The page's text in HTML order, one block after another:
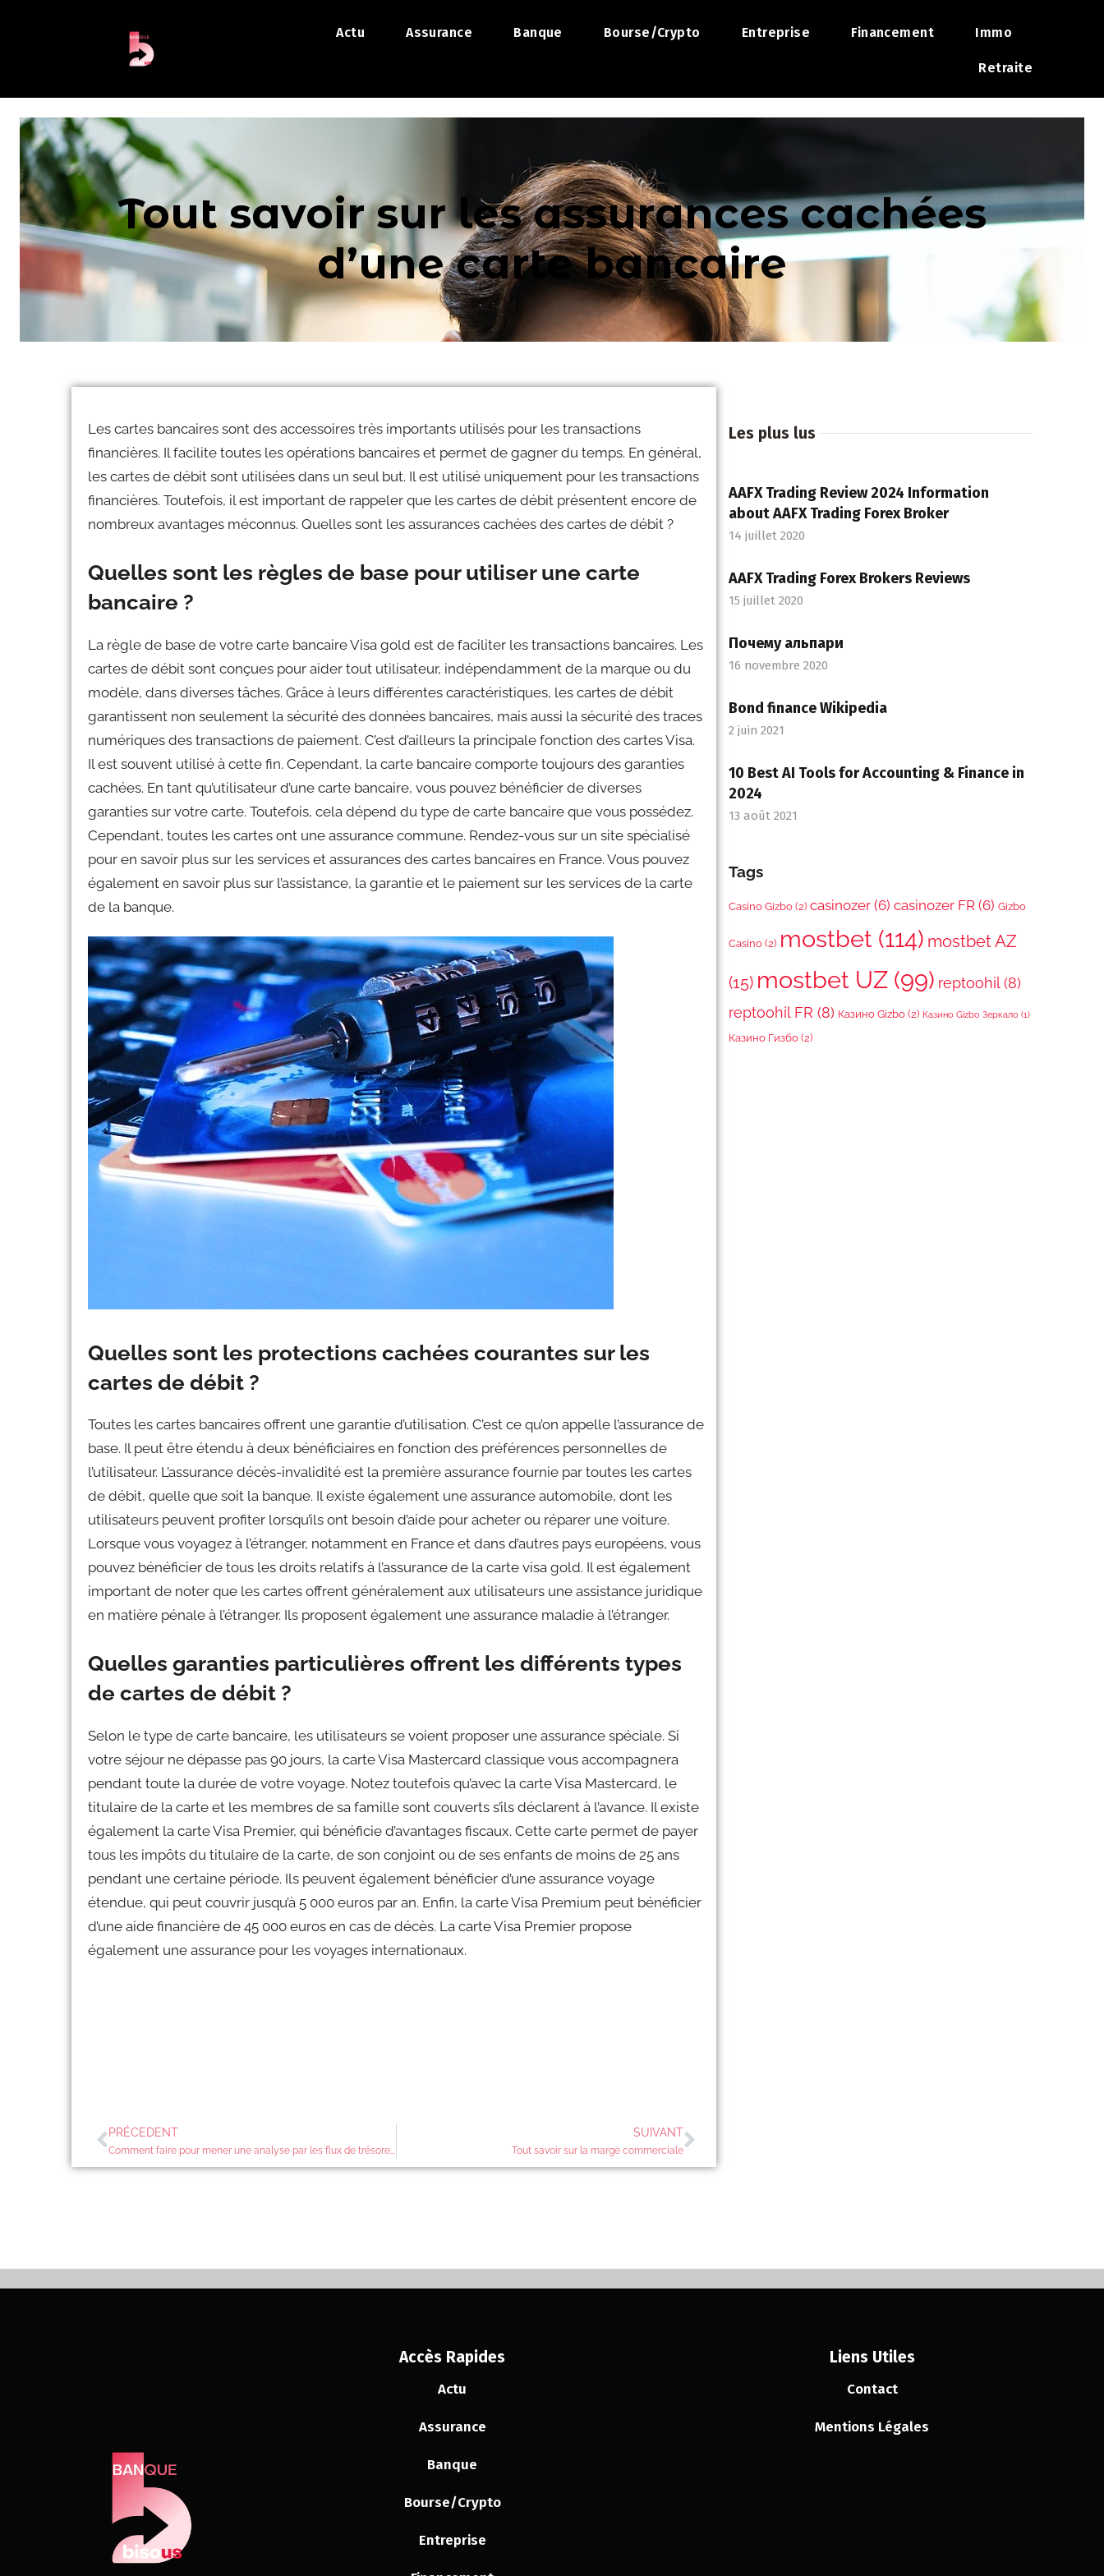
Actu Assurance Banque Bourse/Crypto Entreprise Financement Immo
Retraite
Tout savoir sur les assurances cachées
d’une carte bancaire
Les cartes bancaires sont des accessoires très importants utilisés pour les transactions
financières. Il facilite toutes les opérations bancaires et permet de gagner du temps. En général,
les cartes de débit sont utilisées dans un seul but. Il est utilisé uniquement pour les transactions
financières. Toutefois, il est important de rappeler que les cartes de débit présentent encore de
nombreux avantages méconnus. Quelles sont les assurances cachées des cartes de débit ?
Quelles sont les règles de base pour utiliser une carte
bancaire ?
La règle de base de votre carte bancaire Visa gold est de faciliter les transactions bancaires. Les
cartes de débit sont conçues pour aider tout utilisateur, indépendamment de la marque ou du
modèle, dans diverses tâches. Grâce à leurs différentes caractéristiques, les cartes de débit
garantissent non seulement la sécurité des données bancaires, mais aussi la sécurité des traces
numériques des transactions de paiement. C’est d’ailleurs la principale fonction des cartes Visa.
Il est souvent utilisé à cette fin. Cependant, la carte bancaire comporte toujours des garanties
cachées. En tant qu’utilisateur d’une carte bancaire, vous pouvez bénéficier de diverses
garanties sur votre carte. Toutefois, cela dépend du type de carte bancaire que vous possédez.
Cependant, toutes les cartes ont une assurance commune. Rendez-vous sur un site spécialisé
pour en savoir plus sur les services et assurances des cartes bancaires en France. Vous pouvez
également en savoir plus sur l’assistance, la garantie et le paiement sur les services de la carte
de la banque.
Quelles sont les protections cachées courantes sur les
cartes de débit ?
Toutes les cartes bancaires offrent une garantie d’utilisation. C’est ce qu’on appelle l’assurance de
base. Il peut être étendu à deux bénéficiaires en fonction des préférences personnelles de
l’utilisateur. L’assurance décès-invalidité est la première assurance fournie par toutes les cartes
de débit, quelle que soit la banque. Il existe également une assurance automobile, dont les
utilisateurs peuvent profiter lorsqu’ils ont besoin d’aide pour acheter ou réparer une voiture.
Lorsque vous voyagez à l’étranger, notamment en France et dans d’autres pays européens, vous
pouvez bénéficier de tous les droits relatifs à l’assurance de la carte visa gold. Il est également
important de noter que les cartes offrent généralement aux utilisateurs une assistance juridique
en matière pénale à l’étranger. Ils proposent également une assurance maladie à l’étranger.
Quelles garanties particulières offrent les différents types
de cartes de débit ?
Selon le type de carte bancaire, les utilisateurs se voient proposer une assurance spéciale. Si
votre séjour ne dépasse pas 90 jours, la carte Visa Mastercard classique vous accompagnera
pendant toute la durée de votre voyage. Notez toutefois qu’avec la carte Visa Mastercard, le
titulaire de la carte et les membres de sa famille sont couverts s’ils déclarent à l’avance. Il existe
également la carte Visa Premier, qui bénéficie d’avantages fiscaux. Cette carte permet de payer
tous les impôts du titulaire de la carte, de son conjoint ou de ses enfants de moins de 25 ans
pendant une certaine période. Ils peuvent également bénéficier d’une assurance voyage
étendue, qui peut couvrir jusqu’à 5 000 euros par an. Enfin, la carte Visa Premium peut bénéficier
d’une aide financière de 45 000 euros en cas de décès. La carte Visa Premier propose
également une assurance pour les voyages internationaux.
PRÉCEDENT SUIVANT
Tout savoir sur la marge commerciale
Les plus lus
AAFX Trading Review 2024 Information
about AAFX Trading Forex Broker
14 juillet 2020
AAFX Trading Forex Brokers Reviews
15 juillet 2020
Почему альпари
16 novembre 2020
Bond finance Wikipedia
2 juin 2021
10 Best AI Tools for Accounting & Finance in
2024
13 août 2021
Tags
Casino Gizbo (2) casinozer (6) casinozer FR (6) Gizbo
Casino (2) mostbet (114) mostbet AZ
(15) mostbet UZ (99) reptoohil(8)
reptoohil FR (8) Казино Gizbo (2) Казино Gizbo Зеркало (1)
Казино Гизбо (2)
Accès Rapides
Actu
Assurance
Banque
Bourse/Crypto
Entreprise
Liens Utiles
Contact
Mentions Légales